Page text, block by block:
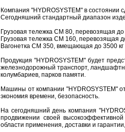
Компания "HYDROSYSTEM" в состоянии
Сегодняшний стандартный диапазон
Грузовая тележка CM 80, перевозящая
Грузовая тележка CM 160, перевозящая
Вагонетка CM 350, вмещающая до 3500 кг
Продукция "HYDROSYSTEM" будет
железнодорожный транспорт,
колумбариев, парков памяти.
Машины от компании "HYDROSYSTEM"
экономия времени, безопасность.
На сегодняшний день компания
продвижении своей
области применения, доставки и